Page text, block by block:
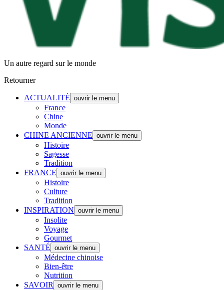
Un autre regard sur le monde
Retourner
ACTUALITÉ ouvrir le menu
France
Chine
Monde
CHINE ANCIENNE ouvrir le menu
Histoire
Sagesse
Tradition
FRANCE ouvrir le menu
Histoire
Culture
Tradition
INSPIRATION ouvrir le menu
Insolite
Voyage
Gourmet
SANTÉ ouvrir le menu
Médecine chinoise
Bien-être
Nutrition
SAVOIR
ouvrir le menu